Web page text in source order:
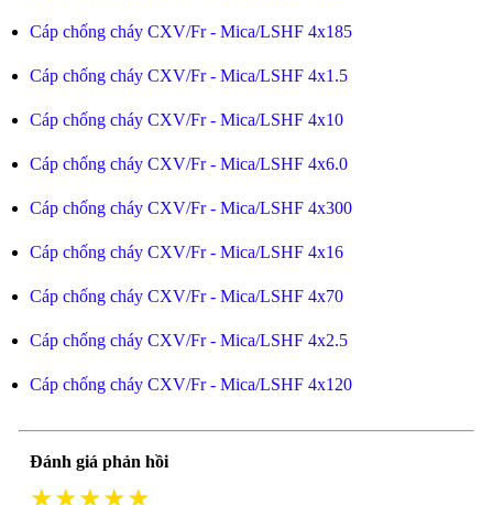
Cáp chống cháy CXV/Fr - Mica/LSHF 4x185
Cáp chống cháy CXV/Fr - Mica/LSHF 4x1.5
Cáp chống cháy CXV/Fr - Mica/LSHF 4x10
Cáp chống cháy CXV/Fr - Mica/LSHF 4x6.0
Cáp chống cháy CXV/Fr - Mica/LSHF 4x300
Cáp chống cháy CXV/Fr - Mica/LSHF 4x16
Cáp chống cháy CXV/Fr - Mica/LSHF 4x70
Cáp chống cháy CXV/Fr - Mica/LSHF 4x2.5
Cáp chống cháy CXV/Fr - Mica/LSHF 4x120
Đánh giá phản hồi
★★★★★